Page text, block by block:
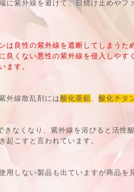
に紫外線を避けて、日焼け止めやフ
は良性の紫外線を遮断してしまうた
良くない悪性の紫外線を侵入しやす
ます。
外線散乱剤には酸化亜鉛、 酸化チタ
なくなり、紫外線を浴びると活性
起こすと言われています。
用しない製品も出ていますが商品を